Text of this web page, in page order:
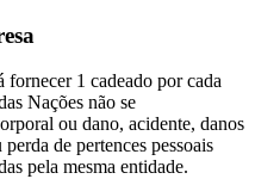
fornecer 1 cadeado por cada
Nações não se
ou dano, acidente, danos
de pertences pessoais
pela mesma entidade.